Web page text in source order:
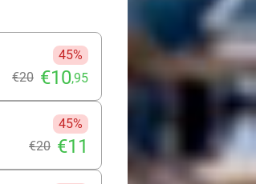
van de
Dat kan ook.
45%
€20 €10,95
45%
€20 €11